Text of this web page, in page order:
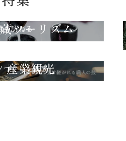
ツーリズム
を訪ねる
産業観光
づくりを体感